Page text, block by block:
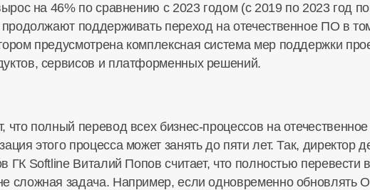
на 46% по сравнению с 2023 годом (с 2019 по 2023 год
поддерживать переход на отечественное ПО в
предусмотрена комплексная система мер поддержки
сервисов и платформенных решений.
что полный перевод всех бизнес-процессов на
этого процесса может занять до пяти лет. Так, директор
ГК Softline Виталий Попов считает, что полностью перевести
сложная задача. Например, если одновременно обновлять